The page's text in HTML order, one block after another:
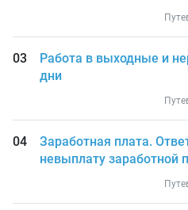
Работа в выходные и
дни
Заработная плата.
невыплату заработной